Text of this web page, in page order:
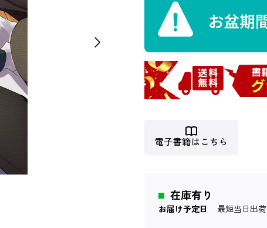
電子書籍はこちら
在庫有り
お届け予定日 最短当日出荷